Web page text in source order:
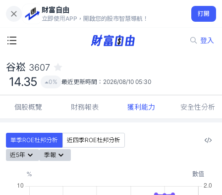
財富自由
立即使用APP，開啟您的股市智慧導航！
打開
登入
14.35
0%
谷崧 3607
14.35 0% 最近更新時間： 2026/08/10 05:30
個股概覽 財務報表 獲利能力 安全性分析
單季ROE杜邦分析
近四季ROE杜邦分析
近5年
季報